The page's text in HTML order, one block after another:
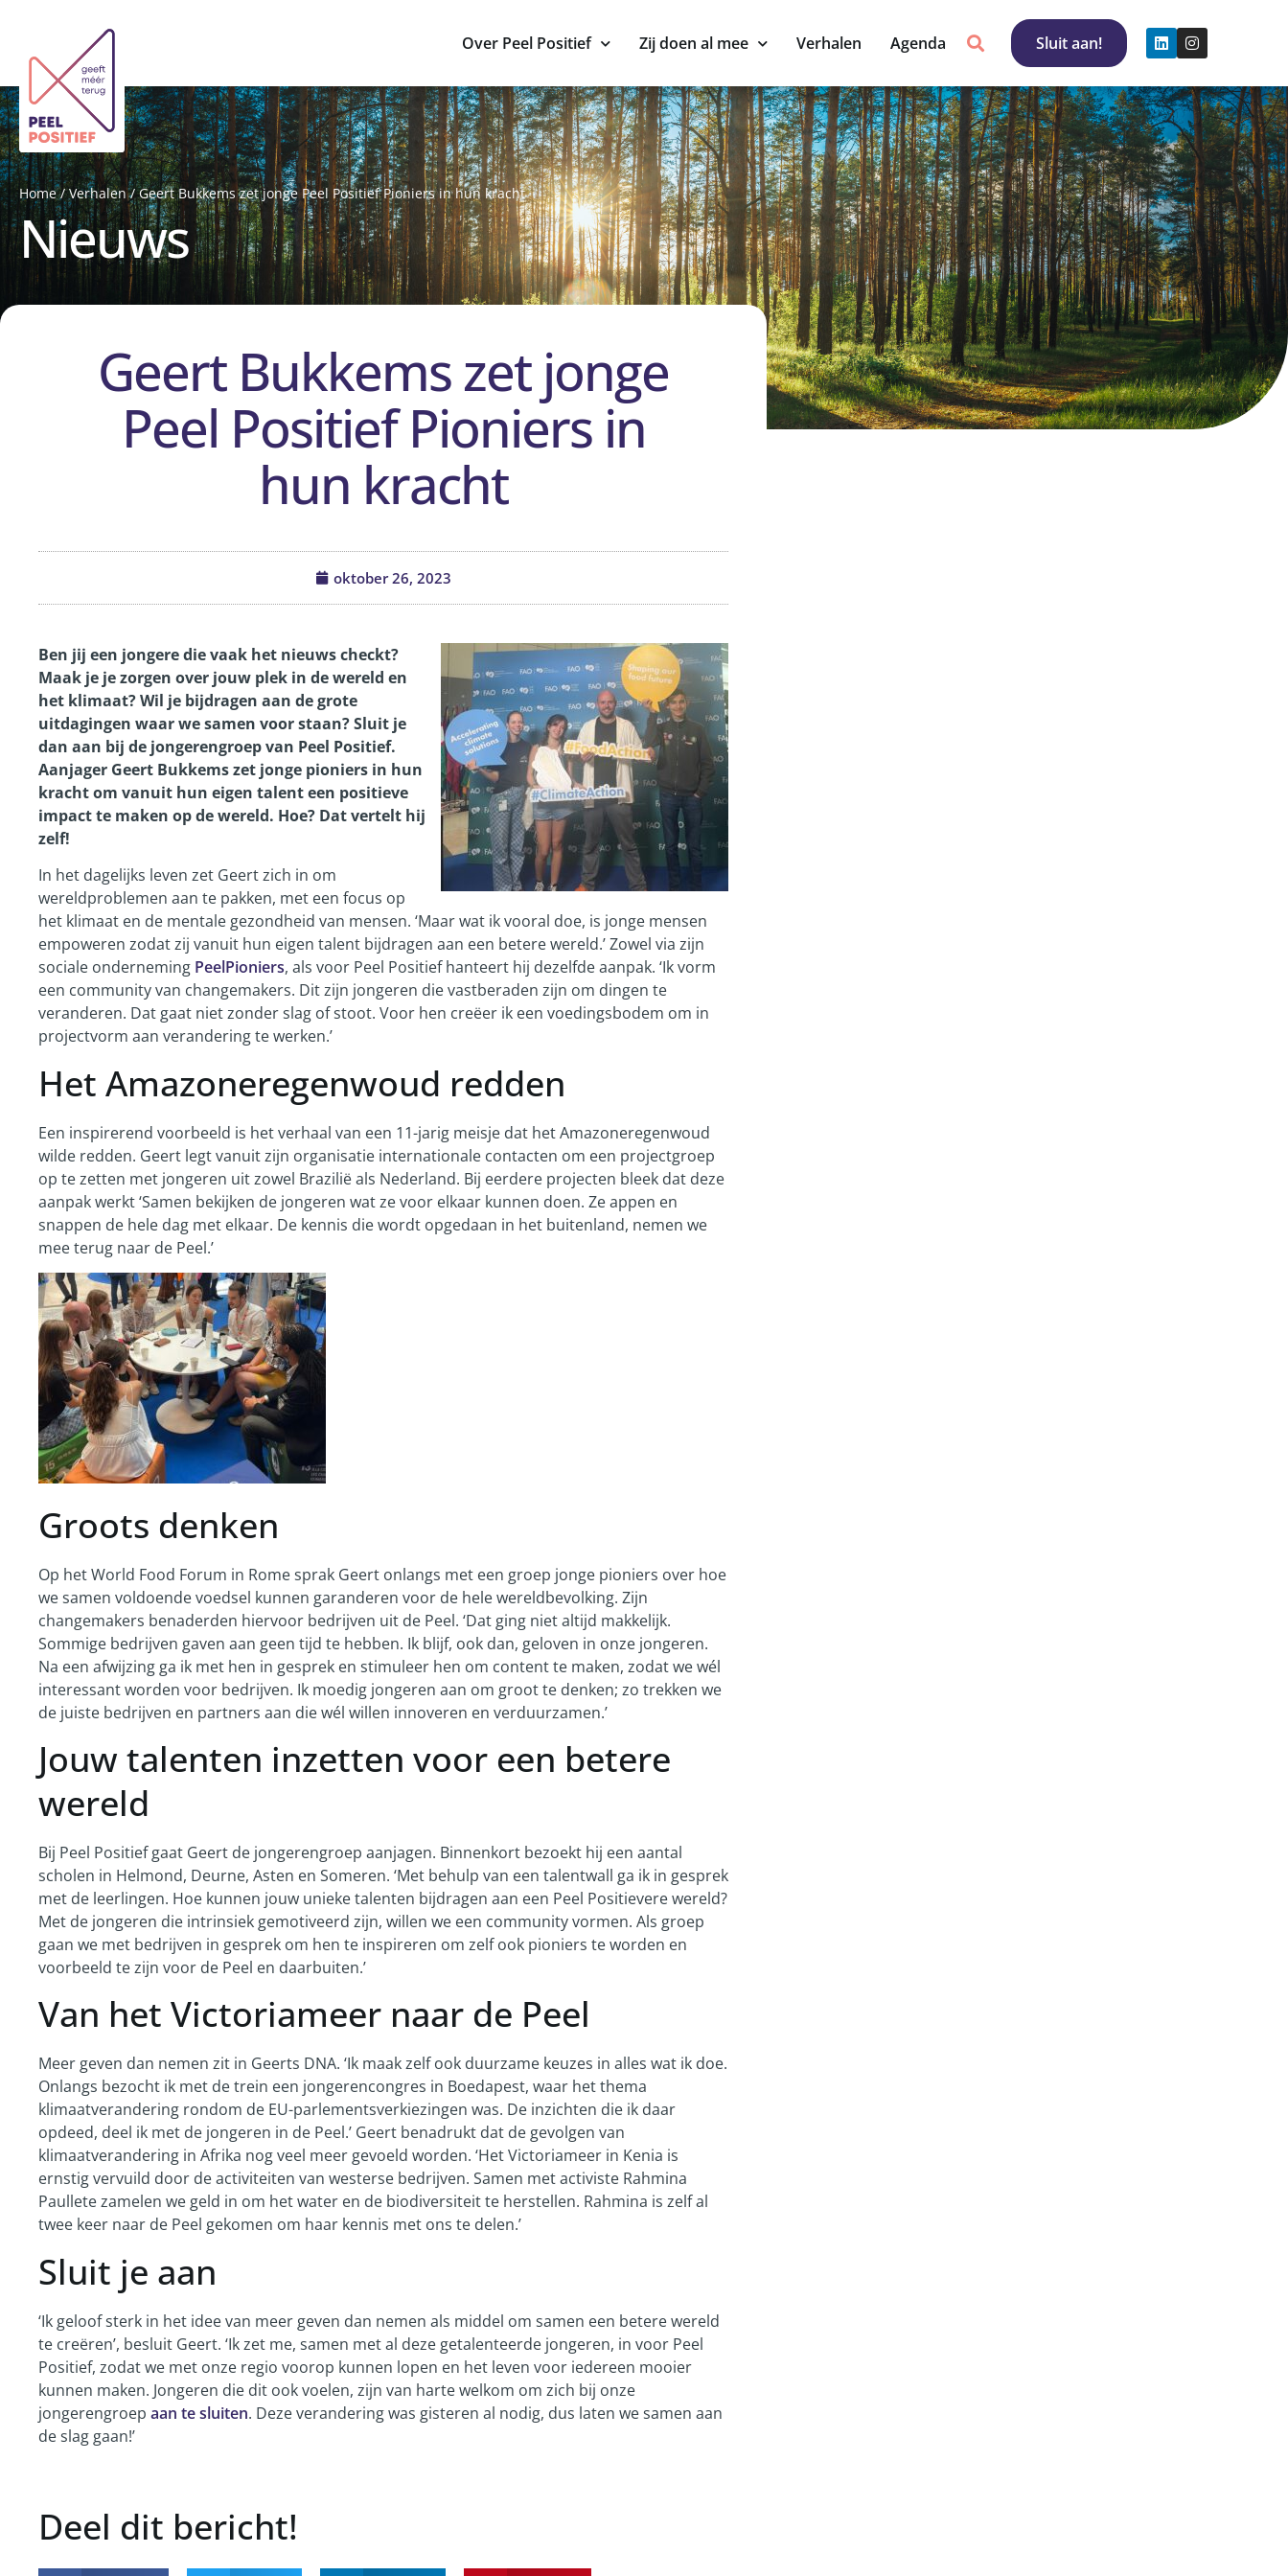
Over Peel Positief Zij doen al mee Verhalen Agenda Sluit aan!
Home/Verhalen/Geert Bukkems zet jonge Peel Positief Pioniers in hun kracht
Nieuws
Geert Bukkems zet jonge
Peel Positief Pioniers in
hun kracht
oktober 26, 2023
Ben jij een jongere die vaak het nieuws checkt?
Maak je je zorgen over jouw plek in de wereld en
het klimaat? Wil je bijdragen aan de grote
uitdagingen waar we samen voor staan? Sluit je
dan aan bij de jongerengroep van Peel Positief.
Aanjager Geert Bukkems zet jonge pioniers in hun
kracht om vanuit hun eigen talent een positieve
impact te maken op de wereld. Hoe? Dat vertelt hij
zelf!
In het dagelijks leven zet Geert zich in om
wereldproblemen aan te pakken, met een focus op
het klimaat en de mentale gezondheid van mensen. ‘Maar wat ik vooral doe, is jonge mensen
empoweren zodat zij vanuit hun eigen talent bijdragen aan een betere wereld.’ Zowel via zijn
sociale onderneming PeelPioniers, als voor Peel Positief hanteert hij dezelfde aanpak. ‘Ik vorm
een community van changemakers. Dit zijn jongeren die vastberaden zijn om dingen te
veranderen. Dat gaat niet zonder slag of stoot. Voor hen creëer ik een voedingsbodem om in
projectvorm aan verandering te werken.’
Het Amazoneregenwoud redden
Een inspirerend voorbeeld is het verhaal van een 11-jarig meisje dat het Amazoneregenwoud
wilde redden. Geert legt vanuit zijn organisatie internationale contacten om een projectgroep
op te zetten met jongeren uit zowel Brazilië als Nederland. Bij eerdere projecten bleek dat deze
aanpak werkt ‘Samen bekijken de jongeren wat ze voor elkaar kunnen doen. Ze appen en
snappen de hele dag met elkaar. De kennis die wordt opgedaan in het buitenland, nemen we
mee terug naar de Peel.’
Groots denken
Op het World Food Forum in Rome sprak Geert onlangs met een groep jonge pioniers over hoe
we samen voldoende voedsel kunnen garanderen voor de hele wereldbevolking. Zijn
changemakers benaderden hiervoor bedrijven uit de Peel. ‘Dat ging niet altijd makkelijk.
Sommige bedrijven gaven aan geen tijd te hebben. Ik blijf, ook dan, geloven in onze jongeren.
Na een afwijzing ga ik met hen in gesprek en stimuleer hen om content te maken, zodat we wél
interessant worden voor bedrijven. Ik moedig jongeren aan om groot te denken; zo trekken we
de juiste bedrijven en partners aan die wél willen innoveren en verduurzamen.’
Jouw talenten inzetten voor een betere
wereld
Bij Peel Positief gaat Geert de jongerengroep aanjagen. Binnenkort bezoekt hij een aantal
scholen in Helmond, Deurne, Asten en Someren. ‘Met behulp van een talentwall ga ik in gesprek
met de leerlingen. Hoe kunnen jouw unieke talenten bijdragen aan een Peel Positievere wereld?
Met de jongeren die intrinsiek gemotiveerd zijn, willen we een community vormen. Als groep
gaan we met bedrijven in gesprek om hen te inspireren om zelf ook pioniers te worden en
voorbeeld te zijn voor de Peel en daarbuiten.’
Van het Victoriameer naar de Peel
Meer geven dan nemen zit in Geerts DNA. ‘Ik maak zelf ook duurzame keuzes in alles wat ik doe.
Onlangs bezocht ik met de trein een jongerencongres in Boedapest, waar het thema
klimaatverandering rondom de EU-parlementsverkiezingen was. De inzichten die ik daar
opdeed, deel ik met de jongeren in de Peel.’ Geert benadrukt dat de gevolgen van
klimaatverandering in Afrika nog veel meer gevoeld worden. ‘Het Victoriameer in Kenia is
ernstig vervuild door de activiteiten van westerse bedrijven. Samen met activiste Rahmina
Paullete zamelen we geld in om het water en de biodiversiteit te herstellen. Rahmina is zelf al
twee keer naar de Peel gekomen om haar kennis met ons te delen.’
Sluit je aan
‘Ik geloof sterk in het idee van meer geven dan nemen als middel om samen een betere wereld
te creëren’, besluit Geert. ‘Ik zet me, samen met al deze getalenteerde jongeren, in voor Peel
Positief, zodat we met onze regio voorop kunnen lopen en het leven voor iedereen mooier
kunnen maken. Jongeren die dit ook voelen, zijn van harte welkom om zich bij onze
jongerengroep aan te sluiten. Deze verandering was gisteren al nodig, dus laten we samen aan
de slag gaan!’
Deel dit bericht!